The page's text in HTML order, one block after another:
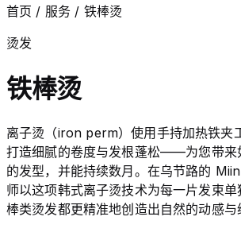
首页 / 服务 / 铁棒烫
烫发
铁棒烫
离子烫（iron perm）使用手持加热铁夹
打造细腻的卷度与发根蓬松——为您带来
的发型，并能持续数月。在乌节路的
师以这项韩式离子烫技术为每一片发束
棒类烫发都更精准地创造出自然的动感与